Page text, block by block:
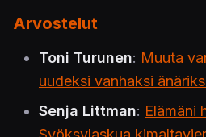
Arvostelut
Toni Turunen: Muuta
uudeksi vanhaksi
Senja Littman: Elämäni